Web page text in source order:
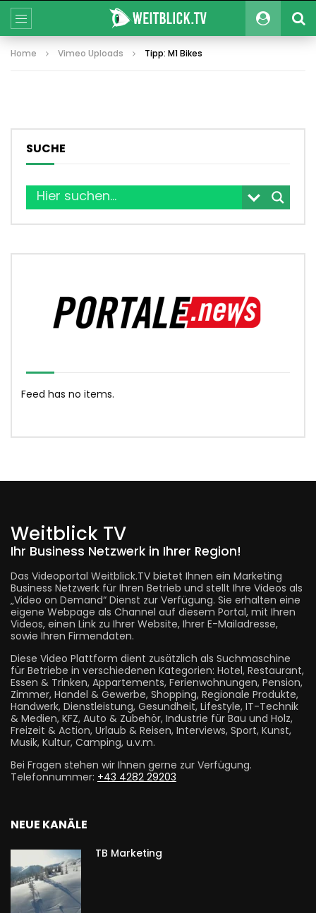
Home Vimeo Uploads Tipp: M1 Bikes
SUCHE
Feed has no items.
Weitblick TV
Ihr Business Netzwerk in Ihrer Region!
Das Videoportal Weitblick.TV bietet Ihnen ein Marketing
Business Netzwerk für Ihren Betrieb und stellt Ihre Videos als
„Video on Demand“ Dienst zur Verfügung. Sie erhalten eine
eigene Webpage als Channel auf diesem Portal, mit Ihren
Videos, einen Link zu Ihrer Website, Ihrer E-Mailadresse,
sowie Ihren Firmendaten.
Diese Video Plattform dient zusätzlich als Suchmaschine
für Betriebe in verschiedenen Kategorien: Hotel, Restaurant,
Essen & Trinken, Appartements, Ferienwohnungen, Pension,
Zimmer, Handel & Gewerbe, Shopping, Regionale Produkte,
Handwerk, Dienstleistung, Gesundheit, Lifestyle, IT-Technik
& Medien, KFZ, Auto & Zubehör, Industrie für Bau und Holz,
Freizeit & Action, Urlaub & Reisen, Interviews, Sport, Kunst,
Musik, Kultur, Camping, u.v.m.
Bei Fragen stehen wir Ihnen gerne zur Verfügung.
Telefonnummer: +43 4282 29203
NEUE KANÄLE
TB Marketing